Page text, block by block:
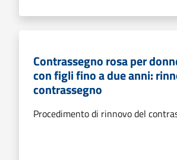
Contrassegno rosa per
con figli fino a due anni:
contrassegno
Procedimento di rinnovo del